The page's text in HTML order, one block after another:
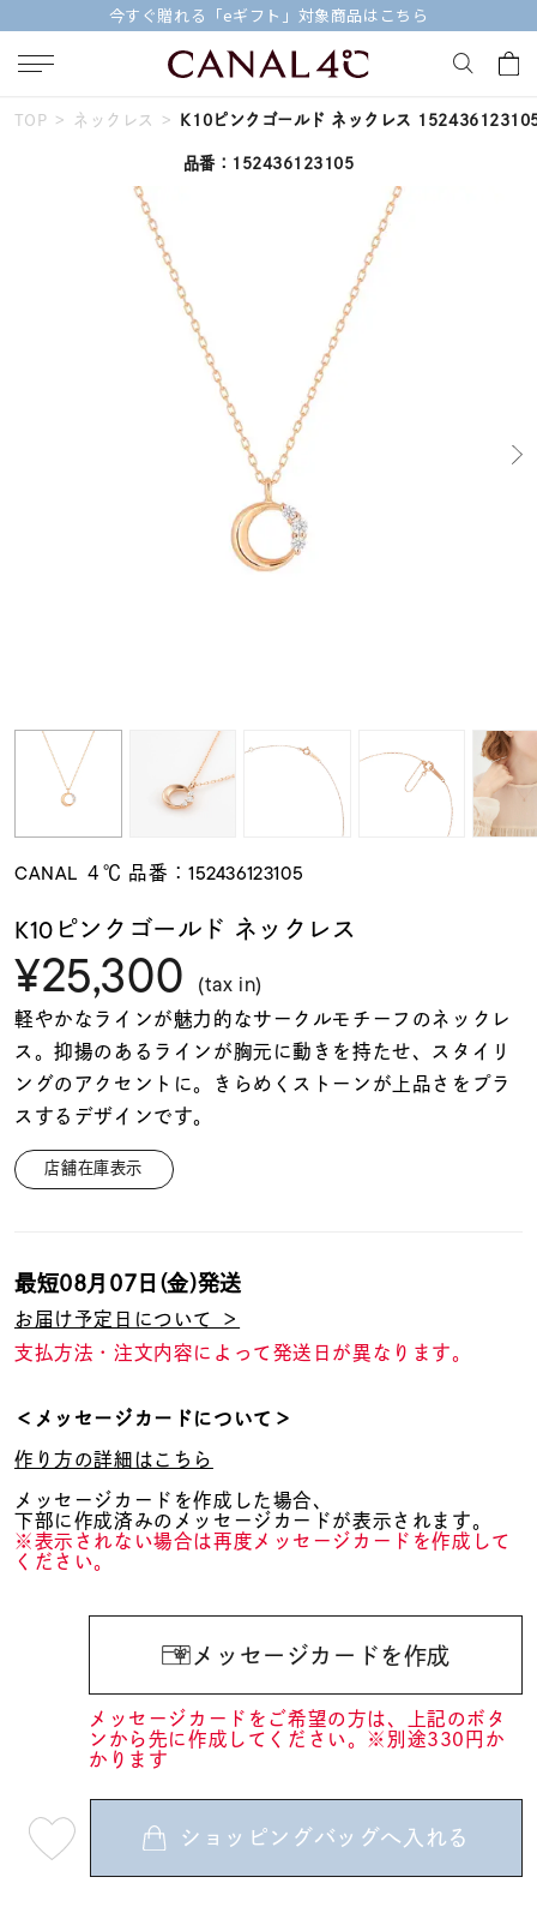
フト」対象商品はこちら 【価格改定のお
キーワードで検索する
人気検索キーワード
#eギフト #ハーフエタニティリング
#メンズ ネックレス
誕生石
ファッションテイス
ト
着用シーン
コレクション
リングサイズ
メンズ
価格 ¥0
在庫
TOP ネックレス K10ピンクゴールド ネックレス
品番：152436123105
CANAL ４℃ 品番：152436123105
K10ピンクゴールド ネックレス
¥25,300 (tax in)
軽やかなラインが魅力的なサークルモチーフのネックレ
ス。抑揚のあるラインが胸元に動きを持たせ、スタイリ
ングのアクセントに。きらめくストーンが上品さをプラ
スするデザインです。
店舗在庫表示
最短08月07日(金)発送
お届け予定日について ＞
支払方法・注文内容によって発送日が異なります。
＜メッセージカードについて＞
作り方の詳細はこちら
メッセージカードを作成した場合、
下部に作成済みのメッセージカードが表示されます。
※表示されない場合は再度メッセージカードを作成して
ください。
メッセージカードを作成
メッセージカードをご希望の方は、上記のボタ
ンから先に作成してください。※別途330円か
かります
08
ショッピングバッグへ入れる